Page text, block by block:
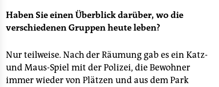
Haben Sie einen Überblick darüber, wo die
verschiedenen Gruppen heute leben?
Nur teilweise. Nach der Räumung gab es ein Katz-
und Maus-Spiel mit der Polizei, die Bewohner
immer wieder von Plätzen und aus dem Park